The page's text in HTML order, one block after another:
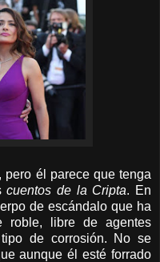
él parece que tenga
cuentos de la Cripta. En
de escándalo que ha
roble, libre de agentes
de corrosión. No se
aunque él esté forrado